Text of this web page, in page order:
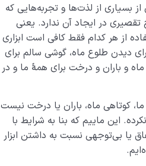
بسیاری از لذت‌­ها و تجربه‌­هایی که
در ایجاد آن ندارد. یعنی
از هر کدام فقط کافی ­است ابزاری
دیدن طلوع ماه، گوشی سالم برای
و باران و درخت برای همۀ ما و در
کوتاهی ماه، باران یا درخت نیست
این ماییم که بنا به شرایط با
یا بی‌توجهی نسبت به داشتن ابزار